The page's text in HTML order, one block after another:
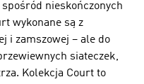
nieskończonych
wykonane są z
i zamszowej – ale do
siateczek,
Kolekcja Court to